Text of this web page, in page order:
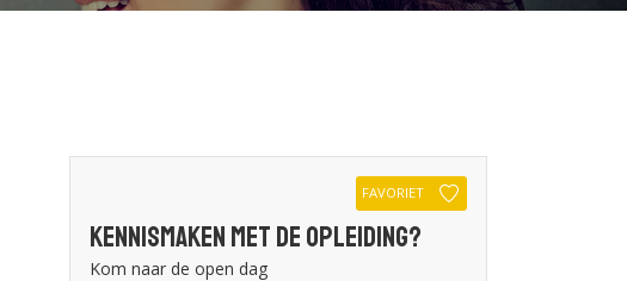
FAVORIET
Kennismaken met de opleiding?
Kom naar de open dag